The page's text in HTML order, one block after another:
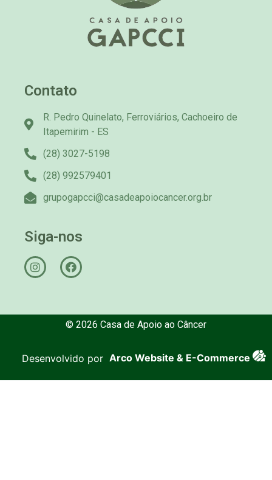
Contato
R. Pedro Quinelato, Ferroviários, Cachoeiro de
Itapemirim - ES
(28) 3027-5198
(28) 992579401
grupogapcci@casadeapoiocancer.org.br
Siga-nos
© 2026 Casa de Apoio ao Câncer
Desenvolvido por Arco Website & E-Commerce